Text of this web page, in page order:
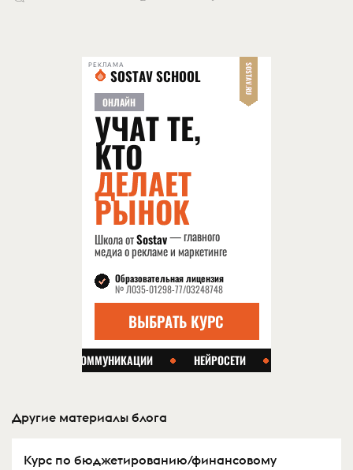
РЕКЛАМА
Другие материалы блога
Курс по бюджетированию/финансовому